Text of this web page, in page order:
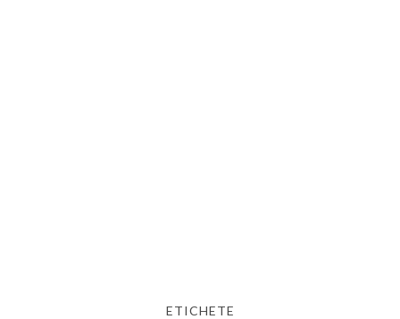
ETICHETE